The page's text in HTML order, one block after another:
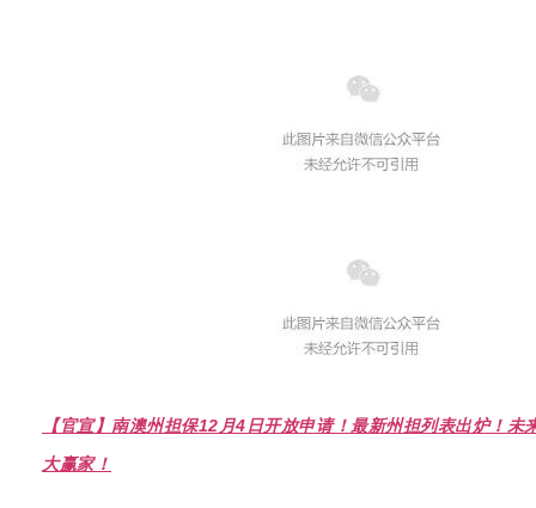
【官宣】南澳州担保12月4日开放申请！最新州担列表出炉！未
大赢家！